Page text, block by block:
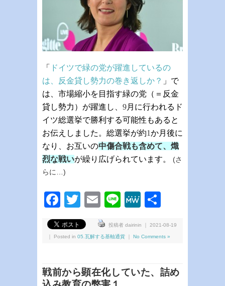
「
ドイツで緑の党が躍進しているの
は、反金貸し勢力の巻き返しか？ 」 で
は、市場縮小を目指す緑の党（＝反金
貸し勢力）が躍進し、 9月に行われるド
イツ総選挙で勝利する可能性もあると
お伝えしました。総選挙が約1か月後に
なり、お互いの中傷合戦も含めて、熾
烈な戦いが繰り広げられています。
(さ
らに…)
Facebook
Twitter
EmailLineMeWe
投稿者 dairinin ｜ 2021-08-19
｜ Posted in 05.瓦解する基軸通貨 No Comments »
戦前から顕在化していた、詰め